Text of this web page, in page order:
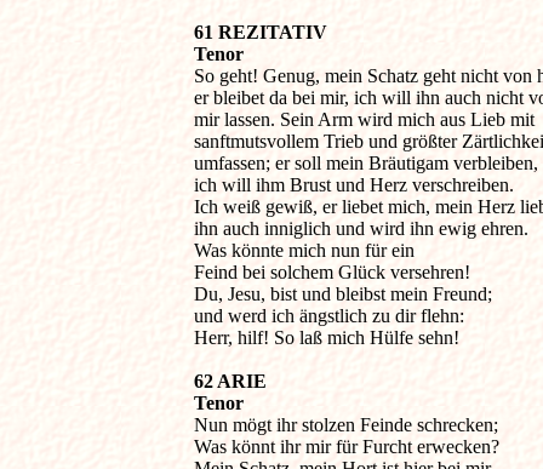
61 REZITATIV
Tenor
So geht! Genug, mein Schatz geht nicht von
er bleibet da bei mir, ich will ihn auch nicht
mir lassen. Sein Arm wird mich aus Lieb mit
sanftmutsvollem Trieb und größter
umfassen; er soll mein Bräutigam verbleiben,
ich will ihm Brust und Herz verschreiben.
Ich weiß gewiß, er liebet mich, mein Herz
ihn auch inniglich und wird ihn ewig ehren.
Was könnte mich nun für ein
Feind bei solchem Glück versehren!
Du, Jesu, bist und bleibst mein Freund;
und werd ich ängstlich zu dir flehn:
Herr, hilf! So laß mich Hülfe sehn!
62 ARIE
Tenor
Nun mögt ihr stolzen Feinde schrecken;
Was könnt ihr mir für Furcht erwecken?